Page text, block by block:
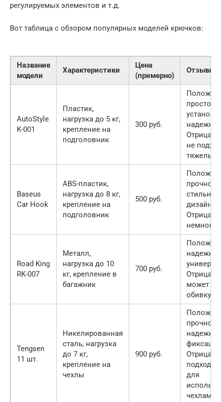
регулируемых элементов и т.д.
Вот таблица с обзором популярных моделей крючков:
Название
модели
Характеристики
Цена
(примерно)
Отзывы
AutoStyle
K-001
Пластик,
нагрузка до 5 кг,
крепление на
подголовник
300 руб.
простота
не
тяжелых
Baseus
Car Hook
ABS-пластик,
нагрузка до 8 кг,
крепление на
подголовник
500 руб.
стильный
дизайн.
немного
Road King
RK-007
Металл,
нагрузка до 10
кг, крепление в
багажник
700 руб.
может
обивку.
Tengsen
11 шт.
Никелированная
сталь, нагрузка
до 7 кг,
крепление на
чехлы
900 руб.
надежная
для
чехлами.